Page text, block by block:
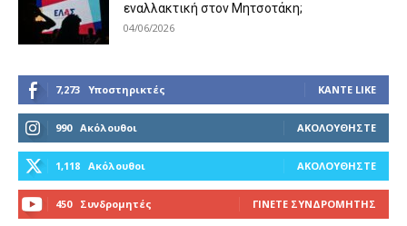
εναλλακτική στον Μητσοτάκη;
04/06/2026
7,273 Υποστηρικτές ΚΆΝΤΕ LIKE
990 Ακόλουθοι ΑΚΟΛΟΥΘΉΣΤΕ
1,118 Ακόλουθοι ΑΚΟΛΟΥΘΉΣΤΕ
450 Συνδρομητές ΓΊΝΕΤΕ ΣΥΝΔΡΟΜΗΤΉΣ